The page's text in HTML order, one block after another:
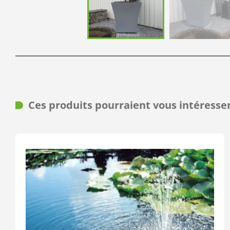
Ces produits pourraient vous